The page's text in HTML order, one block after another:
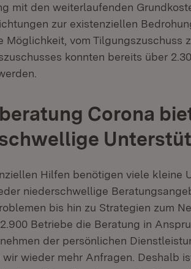
mit den weiterlaufenden
zur existenziellen
Möglichkeit, vom Tilgungszuschuss
konnten bereits über
Corona
Hilfen benötigen viele kleine
niederschwellige
bis hin zu Strategien zum
Betriebe die Beratung in
der persönlichen
wir wieder mehr Anfragen. Deshalb